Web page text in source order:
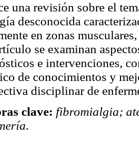
una revisión sobre el
desconocida
en zonas
se examinan
e intervenciones,
de conocimientos y
disciplinar de
clave: fibromialgia;